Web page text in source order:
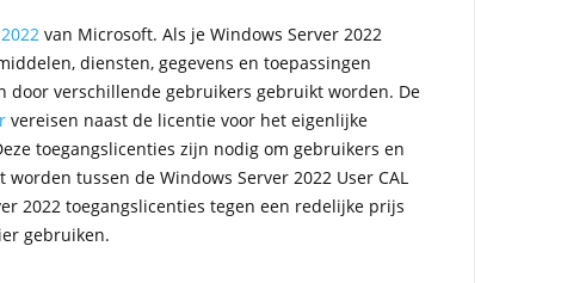
van Microsoft. Als je Windows Server 2022
diensten, gegevens en toepassingen
door verschillende gebruikers gebruikt worden. De
vereisen naast de licentie voor het eigenlijke
toegangslicenties zijn nodig om gebruikers en
tussen de Windows Server 2022 User CAL
2022 toegangslicenties tegen een redelijke prijs
gebruiken.